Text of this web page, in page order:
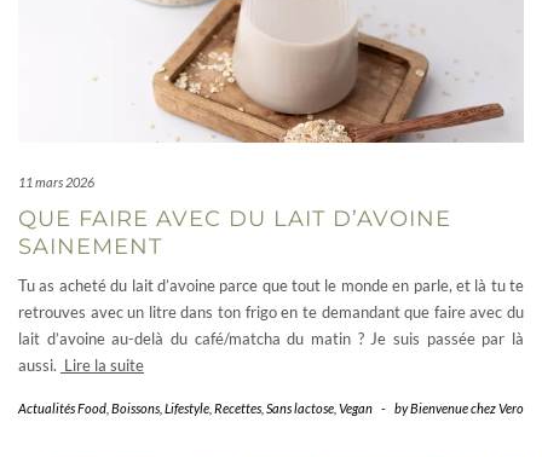
11 mars 2026
QUE FAIRE AVEC DU LAIT D’AVOINE
SAINEMENT
Tu as acheté du lait d’avoine parce que tout le monde en parle, et là tu te
retrouves avec un litre dans ton frigo en te demandant que faire avec du
lait d’avoine au-delà du café/matcha du matin ? Je suis passée par là
aussi. Lire la suite
Actualités Food Boissons Lifestyle Recettes Sans lactose Vegan - byBienvenue chez Vero